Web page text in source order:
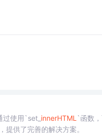
使用`set_ innerHTML `函数
提供了完善的解决方案。